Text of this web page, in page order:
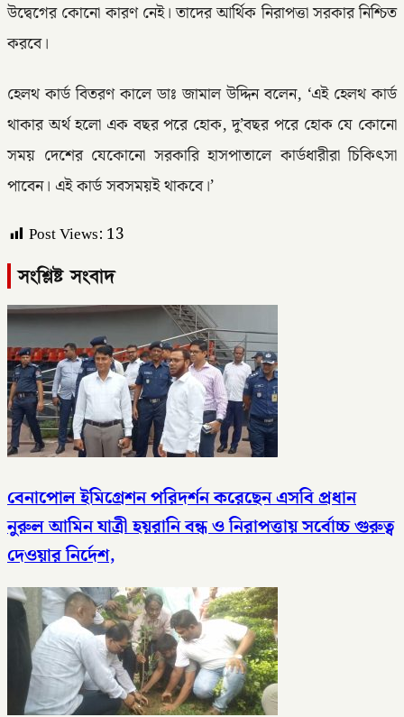
উদ্বেগের কোনো কারণ নেই। তাদের আর্থিক নিরাপত্তা সরকার নিশ্চিত
করবে।
হেলথ কার্ড বিতরণ কালে ডাঃ জামাল উদ্দিন বলেন, ‘এই হেলথ কার্ড
থাকার অর্থ হলো এক বছর পরে হোক, দু’বছর পরে হোক যে কোনো
সময় দেশের যেকোনো সরকারি হাসপাতালে কার্ডধারীরা চিকিৎসা
পাবেন। এই কার্ড সবসময়ই থাকবে।’
Post Views: 13
সংশ্লিষ্ট সংবাদ
বেনাপোল ইমিগ্রেশন পরিদর্শন করেছেন এসবি প্রধান
নুরুল আমিন যাত্রী হয়রানি বন্ধ ও নিরাপত্তায় সর্বোচ্চ গুরুত্ব
দেওয়ার নির্দেশ,